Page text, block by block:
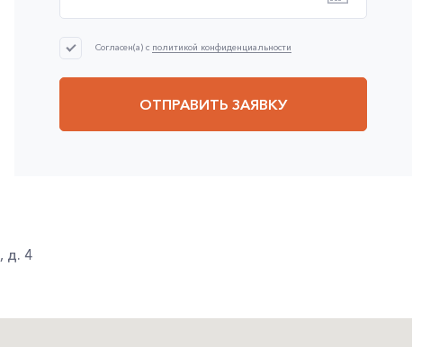
Согласен(а) с политикой конфиденциальности
ОТПРАВИТЬ ЗАЯВКУ
, д. 4